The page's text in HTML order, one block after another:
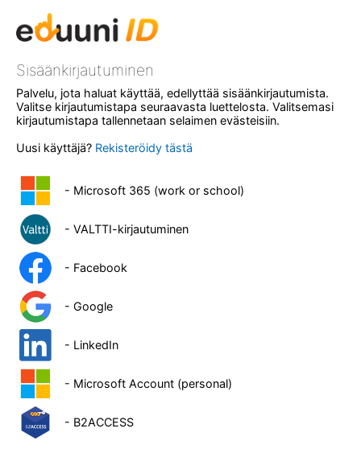
Sisäänkirjautuminen
Palvelu, jota haluat käyttää, edellyttää sisäänkirjautumista.
Valitse kirjautumistapa seuraavasta luettelosta. Valitsemasi
kirjautumistapa tallennetaan selaimen evästeisiin.
Uusi käyttäjä? Rekisteröidy tästä
- Microsoft 365 (work or school)
- VALTTI-kirjautuminen
- Facebook
- Google
- LinkedIn
- Microsoft Account (personal)
- B2ACCESS